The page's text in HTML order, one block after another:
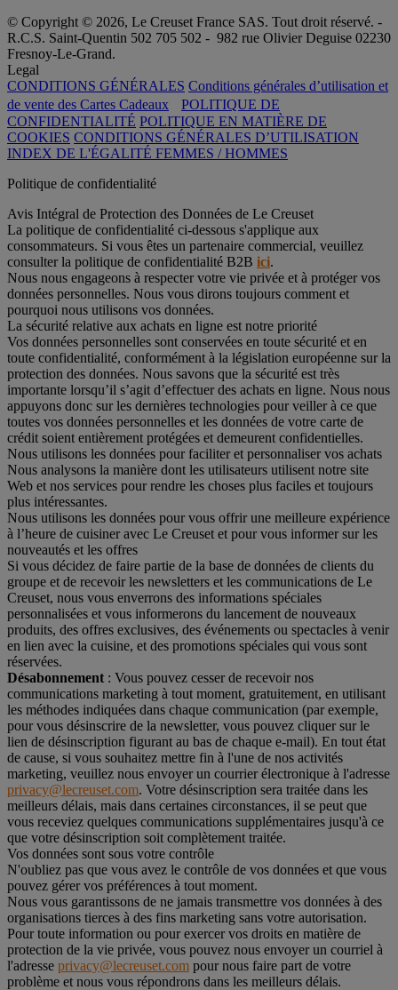
© Copyright © 2026, Le Creuset France SAS. Tout droit réservé. -
R.C.S. Saint-Quentin 502 705 502 - 982 rue Olivier Deguise 02230
Fresnoy-Le-Grand.
Legal
CONDITIONS GÉNÉRALES Conditions générales d’utilisation et
de vente des Cartes Cadeaux
POLITIQUE DE
CONFIDENTIALITÉ POLITIQUE EN MATIÈRE DE
COOKIES CONDITIONS GÉNÉRALES D’UTILISATION
INDEX DE L'ÉGALITÉ FEMMES / HOMMES
Politique de confidentialité
Avis Intégral de Protection des Données de Le Creuset
La politique de confidentialité ci-dessous s'applique aux
consommateurs. Si vous êtes un partenaire commercial, veuillez
consulter la politique de confidentialité B2B ici.
Nous nous engageons à respecter votre vie privée et à protéger vos
données personnelles. Nous vous dirons toujours comment et
pourquoi nous utilisons vos données.
La sécurité relative aux achats en ligne est notre priorité
Vos données personnelles sont conservées en toute sécurité et en
toute confidentialité, conformément à la législation européenne sur la
protection des données. Nous savons que la sécurité est très
importante lorsqu’il s’agit d’effectuer des achats en ligne. Nous nous
appuyons donc sur les dernières technologies pour veiller à ce que
toutes vos données personnelles et les données de votre carte de
crédit soient entièrement protégées et demeurent confidentielles.
Nous utilisons les données pour faciliter et personnaliser vos achats
Nous analysons la manière dont les utilisateurs utilisent notre site
Web et nos services pour rendre les choses plus faciles et toujours
plus intéressantes.
Nous utilisons les données pour vous offrir une meilleure expérience
à l’heure de cuisiner avec Le Creuset et pour vous informer sur les
nouveautés et les offres
Si vous décidez de faire partie de la base de données de clients du
groupe et de recevoir les newsletters et les communications de Le
Creuset, nous vous enverrons des informations spéciales
personnalisées et vous informerons du lancement de nouveaux
produits, des offres exclusives, des événements ou spectacles à venir
en lien avec la cuisine, et des promotions spéciales qui vous sont
réservées.
Désabonnement : Vous pouvez cesser de recevoir nos
communications marketing à tout moment, gratuitement, en utilisant
les méthodes indiquées dans chaque communication (par exemple,
pour vous désinscrire de la newsletter, vous pouvez cliquer sur le
lien de désinscription figurant au bas de chaque e-mail). En tout état
de cause, si vous souhaitez mettre fin à l'une de nos activités
marketing, veuillez nous envoyer un courrier électronique à l'adresse
privacy@lecreuset.com. Votre désinscription sera traitée dans les
meilleurs délais, mais dans certaines circonstances, il se peut que
vous receviez quelques communications supplémentaires jusqu'à ce
que votre désinscription soit complètement traitée.
Vos données sont sous votre contrôle
N'oubliez pas que vous avez le contrôle de vos données et que vous
pouvez gérer vos préférences à tout moment.
Nous vous garantissons de ne jamais transmettre vos données à des
organisations tierces à des fins marketing sans votre autorisation.
Pour toute information ou pour exercer vos droits en matière de
protection de la vie privée, vous pouvez nous envoyer un courriel à
l'adresse privacy@lecreuset.com pour nous faire part de votre
problème et nous vous répondrons dans les meilleurs délais.